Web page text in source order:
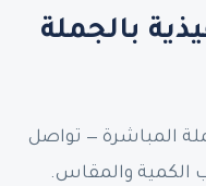
بالجملة
المباشرة — تواصل
والمقاس.